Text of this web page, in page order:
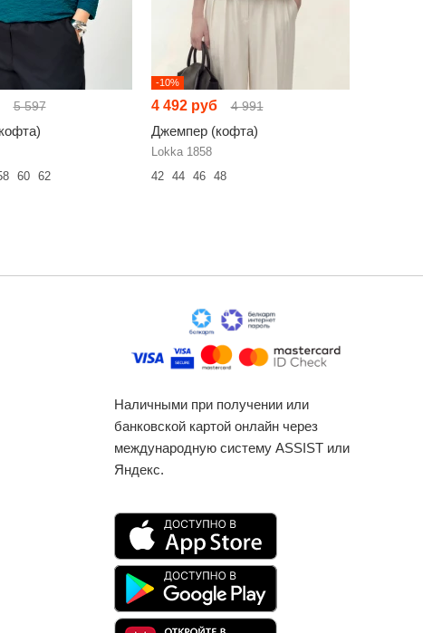
5 597
60 62
-10%
4 492 руб 4 991
Джемпер (кофта)
Lokka 1858
42
44 46 48
Наличными при получении или
банковской картой онлайн через
международную систему ASSIST или
Яндекс.